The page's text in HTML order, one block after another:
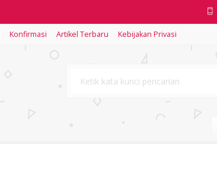
Konfirmasi Artikel Terbaru Kebijakan Privasi